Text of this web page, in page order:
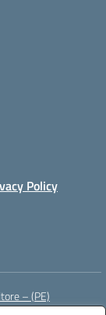
Policy
– (PE)